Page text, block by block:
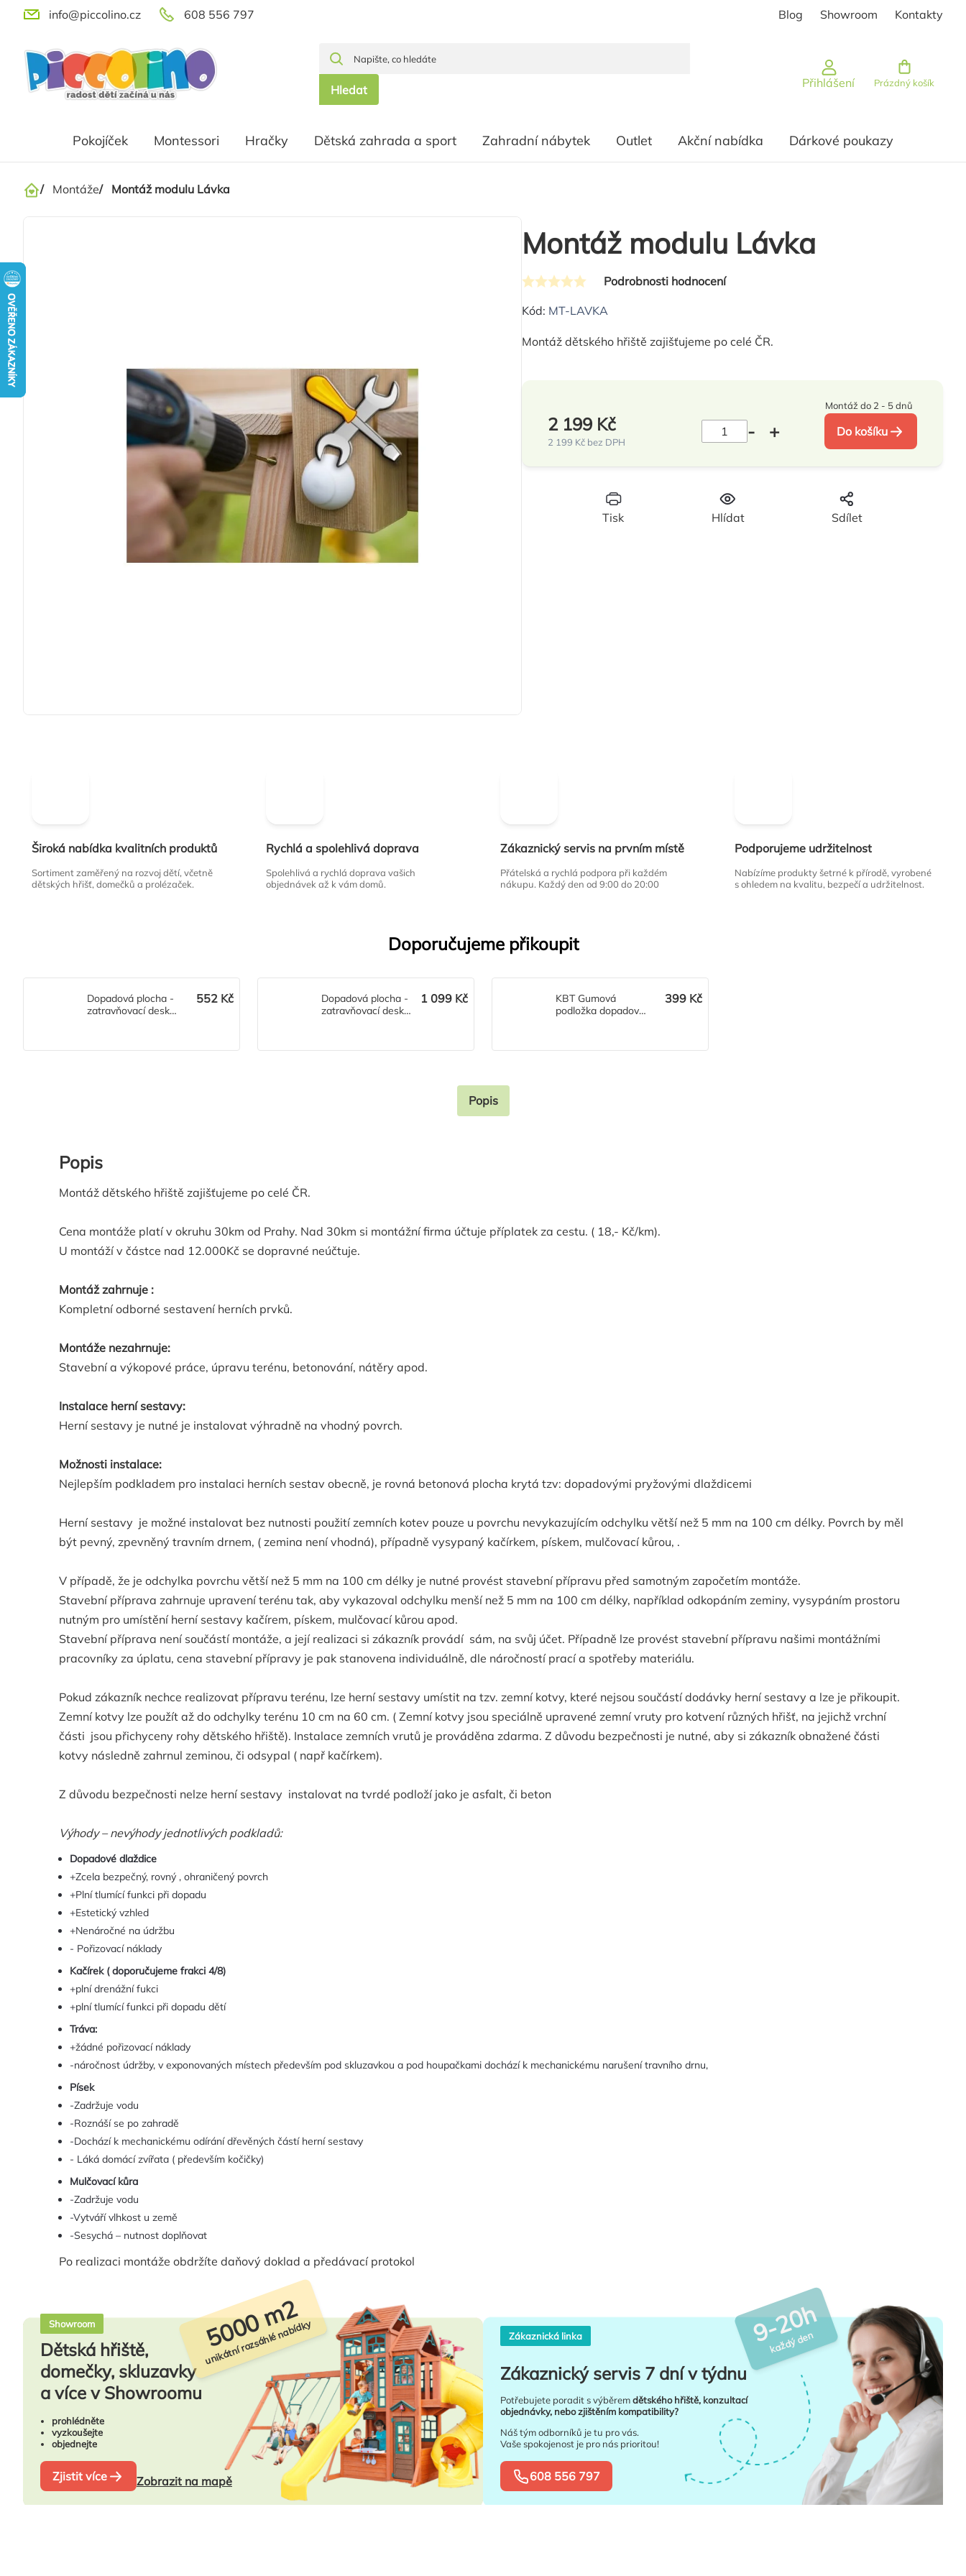
Přejít
obsah
608 556 797
info@piccolino.cz Blog Showroom Kontakty
Hledat Přihlášení Nákupní košík
Prázdný košík
Pokojíček Montessori Hračky Dětská zahrada a sport Zahradní nábytek Outlet Akční nabídka Dárkové poukazy
Domů
/ Montáže/ Montáž modulu Lávka
Montáž modulu Lávka
Průměrné
hodnocení
je
hvězdiček.
Podrobnosti hodnocení
Kód: MT-LAVKA
Montáž dětského hřiště zajišťujeme po celé ČR.
Tisk Hlídat Sdílet
Montáž do 2 - 5 dnů
2 199 Kč
2 199 Kč bez DPH
Do košíku
Široká nabídka kvalitních produktů
Sortiment zaměřený na rozvoj dětí, včetně
dětských hřišť, domečků a prolézaček.
Rychlá a spolehlivá doprava
Spolehlivá a rychlá doprava vašich
objednávek až k vám domů.
Zákaznický servis na prvním místě
Přátelská a rychlá podpora při každém
nákupu. Každý den od 9:00 do 20:00
Podporujeme udržitelnost
Nabízíme produkty šetrné k přírodě, vyrobené
s ohledem na kvalitu, bezpečí a udržitelnost.
Doporučujeme přikoupit
Dopadová plocha -
zatravňovací deska
552 Kč
Dopadová plocha -
zatravňovací deska
1 099 Kč
KBT Gumová
podložka dopadová
399 Kč
Popis
Popis
Montáž dětského hřiště zajišťujeme po celé ČR.
Cena montáže platí v okruhu 30km od Prahy. Nad 30km si montážní firma účtuje příplatek za cestu. ( 18,- Kč/km).
U montáží v částce nad 12.000Kč se dopravné neúčtuje.
Montáž zahrnuje :
Kompletní odborné sestavení herních prvků.
Montáže nezahrnuje:
Stavební a výkopové práce, úpravu terénu, betonování, nátěry apod.
Instalace herní sestavy:
Herní sestavy je nutné je instalovat výhradně na vhodný povrch.
Možnosti instalace:
Nejlepším podkladem pro instalaci herních sestav obecně, je rovná betonová plocha krytá tzv: dopadovými pryžovými dlaždicemi
Herní sestavy je možné instalovat bez nutnosti použití zemních kotev pouze u povrchu nevykazujícím odchylku větší než 5 mm na 100 cm délky. Povrch by měl
být pevný, zpevněný travním drnem, ( zemina není vhodná), případně vysypaný kačírkem, pískem, mulčovací kůrou, .
V případě, že je odchylka povrchu větší než 5 mm na 100 cm délky je nutné provést stavební přípravu před samotným započetím montáže.
Stavební příprava zahrnuje upravení terénu tak, aby vykazoval odchylku menší než 5 mm na 100 cm délky, například odkopáním zeminy, vysypáním prostoru
nutným pro umístění herní sestavy kačírem, pískem, mulčovací kůrou apod.
Stavební příprava není součástí montáže, a její realizaci si zákazník provádí sám, na svůj účet. Případně lze provést stavební přípravu našimi montážními
pracovníky za úplatu, cena stavební přípravy je pak stanovena individuálně, dle náročností prací a spotřeby materiálu.
Pokud zákazník nechce realizovat přípravu terénu, lze herní sestavy umístit na tzv. zemní kotvy, které nejsou součástí dodávky herní sestavy a lze je přikoupit.
Zemní kotvy lze použít až do odchylky terénu 10 cm na 60 cm. ( Zemní kotvy jsou speciálně upravené zemní vruty pro kotvení různých hřišť, na jejichž vrchní
části jsou přichyceny rohy dětského hřiště). Instalace zemních vrutů je prováděna zdarma. Z důvodu bezpečnosti je nutné, aby si zákazník obnažené části
kotvy následně zahrnul zeminou, či odsypal ( např kačírkem).
Z důvodu bezpečnosti nelze herní sestavy instalovat na tvrdé podloží jako je asfalt, či beton
Výhody – nevýhody jednotlivých podkladů:
Dopadové dlaždice
+Zcela bezpečný, rovný , ohraničený povrch
+Plní tlumící funkci při dopadu
+Estetický vzhled
+Nenáročné na údržbu
- Pořizovací náklady
Kačírek ( doporučujeme frakci 4/8)
+plní drenážní fukci
+plní tlumící funkci při dopadu dětí
Tráva:
+žádné pořizovací náklady
-náročnost údržby, v exponovaných místech především pod skluzavkou a pod houpačkami dochází k mechanickému narušení travního drnu,
Písek
-Zadržuje vodu
-Roznáší se po zahradě
-Dochází k mechanickému odírání dřevěných částí herní sestavy
- Láká domácí zvířata ( především kočičky)
Mulčovací kůra
-Zadržuje vodu
-Vytváří vlhkost u země
-Sesychá – nutnost doplňovat
Po realizaci montáže obdržíte daňový doklad a předávací protokol
Showroom
Dětská hřiště,
domečky, skluzavky
a více v Showroomu
prohlédněte
vyzkoušejte
objednejte
Zjistit více Zobrazit na mapě
5000 m2
unikátní rozsáhlé nabídky Zákaznická linka
Zákaznický servis 7 dní v týdnu
Potřebujete poradit s výběremdětského hřiště, konzultací
objednávky, nebo zjištěním kompatibility?
Náš tým odborníků je tu pro vás.
Vaše spokojenost je pro nás prioritou!
608 556 797
9-20h
každý den